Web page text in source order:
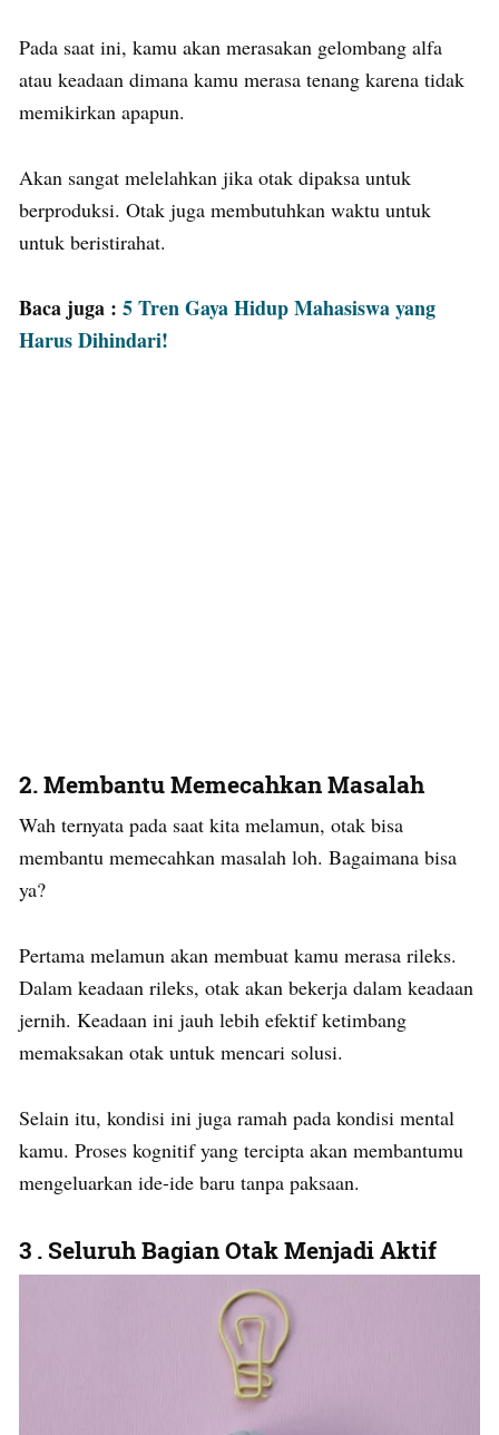
Pada saat ini, kamu akan merasakan gelombang alfa
atau keadaan dimana kamu merasa tenang karena tidak
memikirkan apapun.
Akan sangat melelahkan jika otak dipaksa untuk
berproduksi. Otak juga membutuhkan waktu untuk
untuk beristirahat.
Baca juga : 5 Tren Gaya Hidup Mahasiswa yang
Harus Dihindari!
2. Membantu Memecahkan Masalah
Wah ternyata pada saat kita melamun, otak bisa
membantu memecahkan masalah loh. Bagaimana bisa
ya?
Pertama melamun akan membuat kamu merasa rileks.
Dalam keadaan rileks, otak akan bekerja dalam keadaan
jernih. Keadaan ini jauh lebih efektif ketimbang
memaksakan otak untuk mencari solusi.
Selain itu, kondisi ini juga ramah pada kondisi mental
kamu. Proses kognitif yang tercipta akan membantumu
mengeluarkan ide-ide baru tanpa paksaan.
3 . Seluruh Bagian Otak Menjadi Aktif